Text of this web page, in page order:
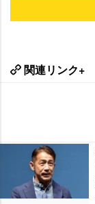
関連リンク+